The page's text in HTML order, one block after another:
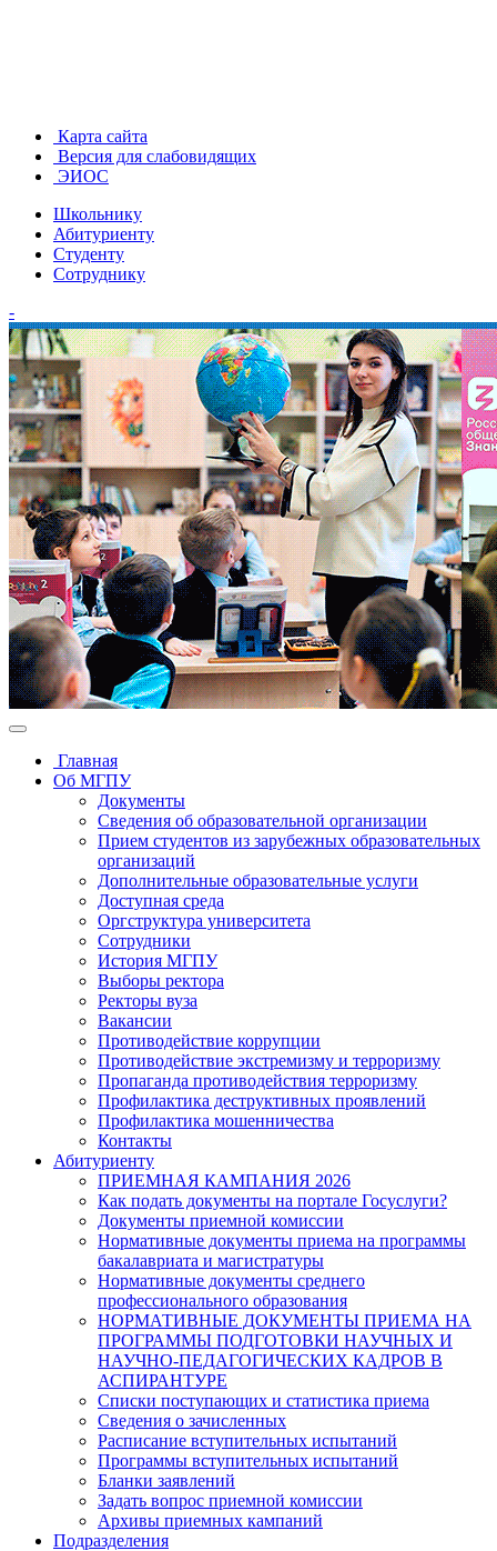
Карта сайта
Версия для слабовидящих
ЭИОС
Школьнику
Абитуриенту
Студенту
Сотруднику
-
Главная
Об МГПУ
Документы
Сведения об образовательной организации
Прием студентов из зарубежных образовательных
организаций
Дополнительные образовательные услуги
Доступная среда
Оргструктура университета
Сотрудники
История МГПУ
Выборы ректора
Ректоры вуза
Вакансии
Противодействие коррупции
Противодействие экстремизму и терроризму
Пропаганда противодействия терроризму
Профилактика деструктивных проявлений
Профилактика мошенничества
Контакты
Абитуриенту
ПРИЕМНАЯ КАМПАНИЯ 2026
Как подать документы на портале Госуслуги?
Документы приемной комиссии
Нормативные документы приема на программы
бакалавриата и магистратуры
Нормативные документы среднего
профессионального образования
НОРМАТИВНЫЕ ДОКУМЕНТЫ ПРИЕМА НА
ПРОГРАММЫ ПОДГОТОВКИ НАУЧНЫХ И
НАУЧНО-ПЕДАГОГИЧЕСКИХ КАДРОВ В
АСПИРАНТУРЕ
Списки поступающих и статистика приема
Сведения о зачисленных
Расписание вступительных испытаний
Программы вступительных испытаний
Бланки заявлений
Задать вопрос приемной комиссии
Архивы приемных кампаний
Подразделения